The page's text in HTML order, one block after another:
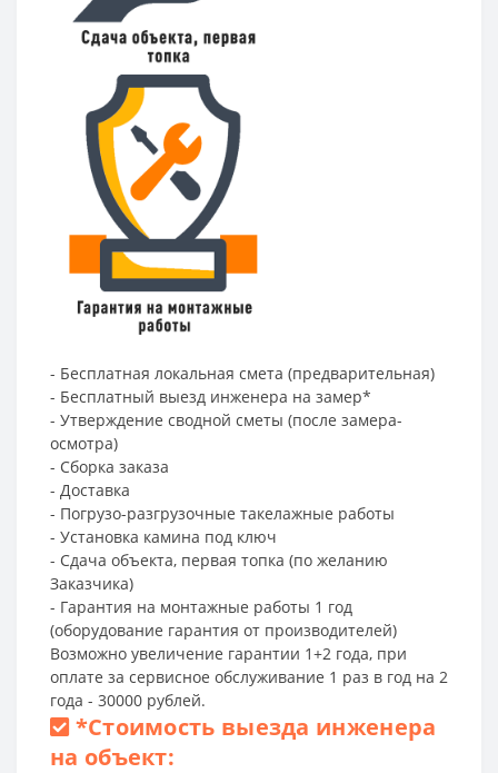
- Бесплатная локальная смета (предварительная)
- Бесплатный выезд инженера на замер*
- Утверждение сводной сметы (после замера-
осмотра)
- Сборка заказа
- Доставка
- Погрузо-разгрузочные такелажные работы
- Установка камина под ключ
- Сдача объекта, первая топка (по желанию
Заказчика)
- Гарантия на монтажные работы 1 год
(оборудование гарантия от производителей)
Возможно увеличение гарантии 1+2 года, при
оплате за сервисное обслуживание 1 раз в год на 2
года - 30000 рублей.
*Стоимость выезда инженера
на объект: